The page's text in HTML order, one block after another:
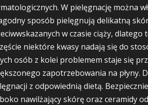
W pielęgnację można
sposób pielęgnują delikatną
w czasie ciąży,
niektóre kwasy nadają się do
osób z kolei problemem staje się
zapotrzebowania na płyny.
z odpowiednią dietą.
nawilżający skórę oraz ceramidy